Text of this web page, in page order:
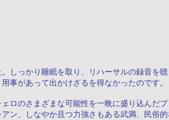
しっかり睡眠を取り、リハーサルの録音を
があって出かけざるを得なかったのです
のさまざまな可能性を一晩に盛り込んだ
ン、しなやか且つ力強さもある武満、民俗